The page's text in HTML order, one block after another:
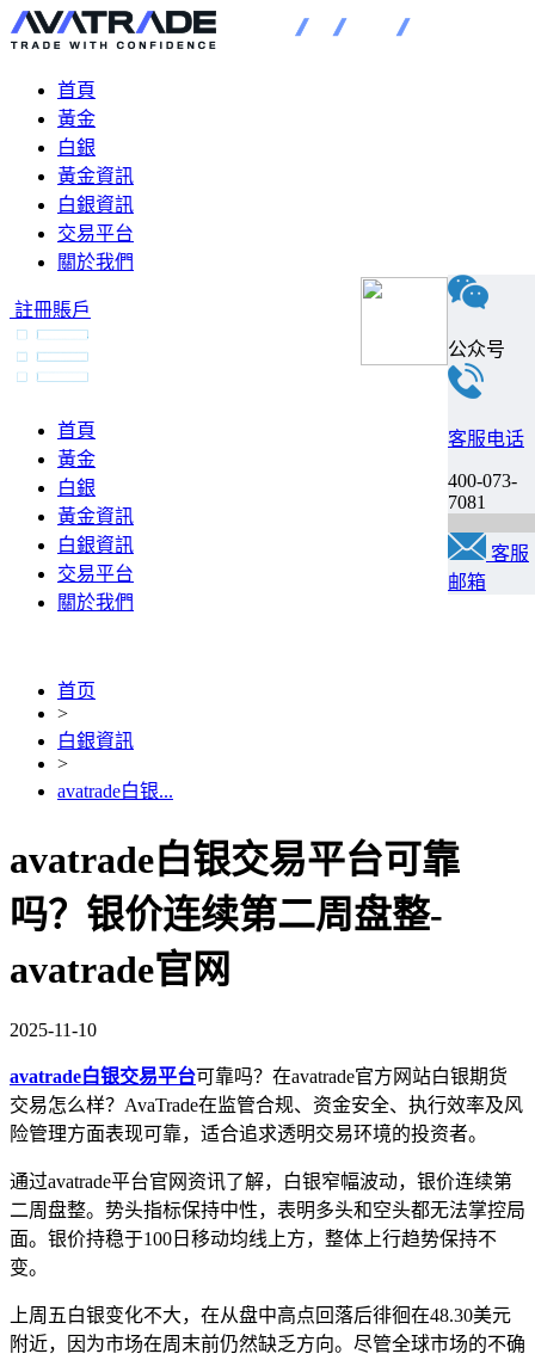
首頁
黃金
白銀
黃金資訊
白銀資訊
交易平台
關於我們
註冊賬戶
首頁
黃金
白銀
黃金資訊
白銀資訊
交易平台
關於我們
首页
>
白銀資訊
>
avatrade白银...
avatrade白银交易平台可靠
吗？银价连续第二周盘整-
avatrade官网
2025-11-10
avatrade白银交易平台可靠吗？在avatrade官方网站白银期货
交易怎么样？‌‌AvaTrade在监管合规、资金安全、执行效率及风
险管理方面表现可靠，适合追求透明交易环境的投资者‌。
通过avatrade平台官网资讯了解，白银窄幅波动，银价连续第
二周盘整。势头指标保持中性，表明多头和空头都无法掌控局
面。银价持稳于100日移动均线上方，整体上行趋势保持不
变。
上周五白银变化不大，在从盘中高点回落后徘徊在48.30美元
附近，因为市场在周末前仍然缺乏方向。尽管全球市场的不确
公众号
客服电话
400-073-
7081
客服
邮箱